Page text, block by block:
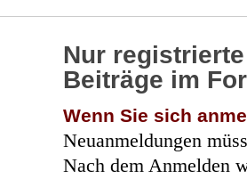
Nur
Beiträge im
Wenn Sie sich
Neuanmeldungen
Nach dem Anmelden